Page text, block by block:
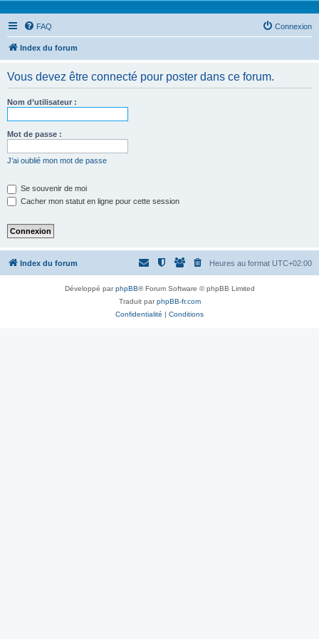
FAQ Connexion
Index du forum
Vous devez être connecté pour poster dans ce forum.
Nom d’utilisateur :
Mot de passe :
J’ai oublié mon mot de passe
Se souvenir de moi
Cacher mon statut en ligne pour cette session
Index du forum Heures au format UTC+02:00
Développé parphpBB® Forum Software © phpBB Limited
Traduit parphpBB-fr.com
Confidentialité | Conditions